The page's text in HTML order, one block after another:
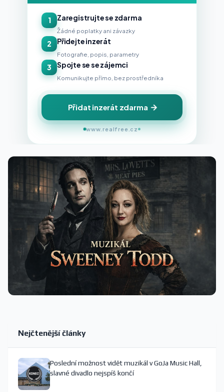
1 Zaregistrujte se zdarma
Žádné poplatky ani závazky
2 Přidejte inzerát
Fotografie, popis, parametry
3 Spojte se se zájemci
Komunikujte přímo, bez prostředníka
Přidat inzerát zdarma
www.realfree.cz
Nejčtenější články
Poslední možnost vidět muzikál v GoJa Music Hall,
slavné divadlo nejspíš končí